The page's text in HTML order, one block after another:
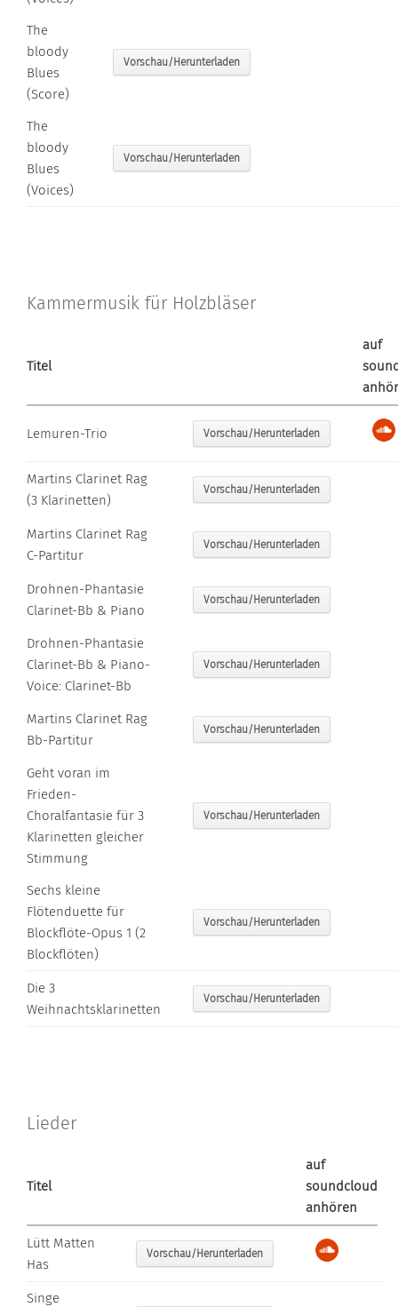
The
bloody
Blues
(Score)
Vorschau/Herunterladen
The
bloody
Blues
(Voices)
Vorschau/Herunterladen
Kammermusik für Holzbläser
Titel
auf
Lemuren-Trio Vorschau/Herunterladen
Martins Clarinet Rag
(3 Klarinetten)
Vorschau/Herunterladen
Martins Clarinet Rag
C-Partitur
Vorschau/Herunterladen
Drohnen-Phantasie
Clarinet-Bb & Piano
Vorschau/Herunterladen
Drohnen-Phantasie
Clarinet-Bb & Piano-
Voice: Clarinet-Bb
Vorschau/Herunterladen
Martins Clarinet Rag
Bb-Partitur
Vorschau/Herunterladen
Geht voran im
Frieden-
Choralfantasie für 3
Klarinetten gleicher
Stimmung
Vorschau/Herunterladen
Sechs kleine
Flötenduette für
Blockflöte-Opus 1 (2
Blockflöten)
Vorschau/Herunterladen
Die 3
Weihnachtsklarinetten
Vorschau/Herunterladen
Lieder
Titel
auf
soundcloud
anhören
Lütt Matten
Has
Vorschau/Herunterladen
Singe